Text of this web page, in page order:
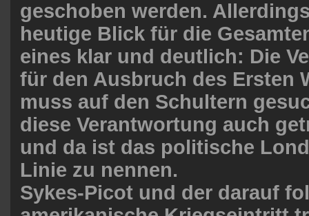
geschoben werden.
heutige Blick für die
eines klar und deutlich: Die
für den Ausbruch des Ersten
muss auf den Schultern
diese Verantwortung auch
und da ist das politische
Linie zu nennen.
Sykes-Picot und der darauf